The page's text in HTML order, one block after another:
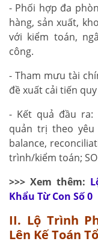
- Phối hợp đa
hàng, sản xuất,
với kiểm toán,
công.
- Tham mưu tài
đề xuất cải tiến
- Kết quả đầu ra:
quản trị theo
balance,
trình/kiểm toán;
>>> Xem thêm:
Khẩu Từ Con Số 0
II. Lộ Trình
Lên Kế Toán